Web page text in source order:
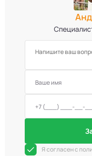
Я согласен с